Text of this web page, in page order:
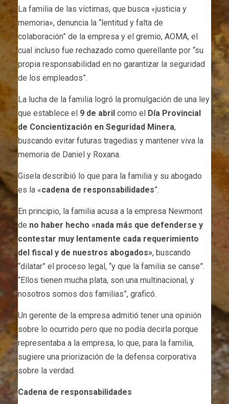
La familia de las víctimas, que busca «justicia y
memoria», denuncia la “lentitud y falta de
colaboración” de la empresa y el gremio, AOMA, el
cual incluso fue rechazado como querellante por “su
propia responsabilidad en no garantizar la seguridad
de los empleados”.
La lucha de la familia logró la promulgación de una ley
que establece el 9 de abril como el Día Provincial
de Concientización en Seguridad Minera,
buscando evitar futuras tragedias y mantener viva la
memoria de Daniel y Roxana.
Gisela describió lo que para la familia y su abogado
es la «cadena de responsabilidades”.
En principio, la familia acusa a la empresa Newmont
de no haber hecho «nada más que defenderse y
contestar muy lentamente cada requerimiento
del fiscal y de nuestros abogados», buscando
“dilatar” el proceso legal, “y que la familia se canse”.
“Ellos tienen mucha plata, son una multinacional, y
nosotros somos dos familias”, graficó.
Un gerente de la empresa admitió tener una opinión
sobre lo ocurrido pero que no podía decirla porque
representaba a la empresa, lo que, para la familia,
sugiere una priorización de la defensa corporativa
sobre la verdad.
Cadena de responsabilidades